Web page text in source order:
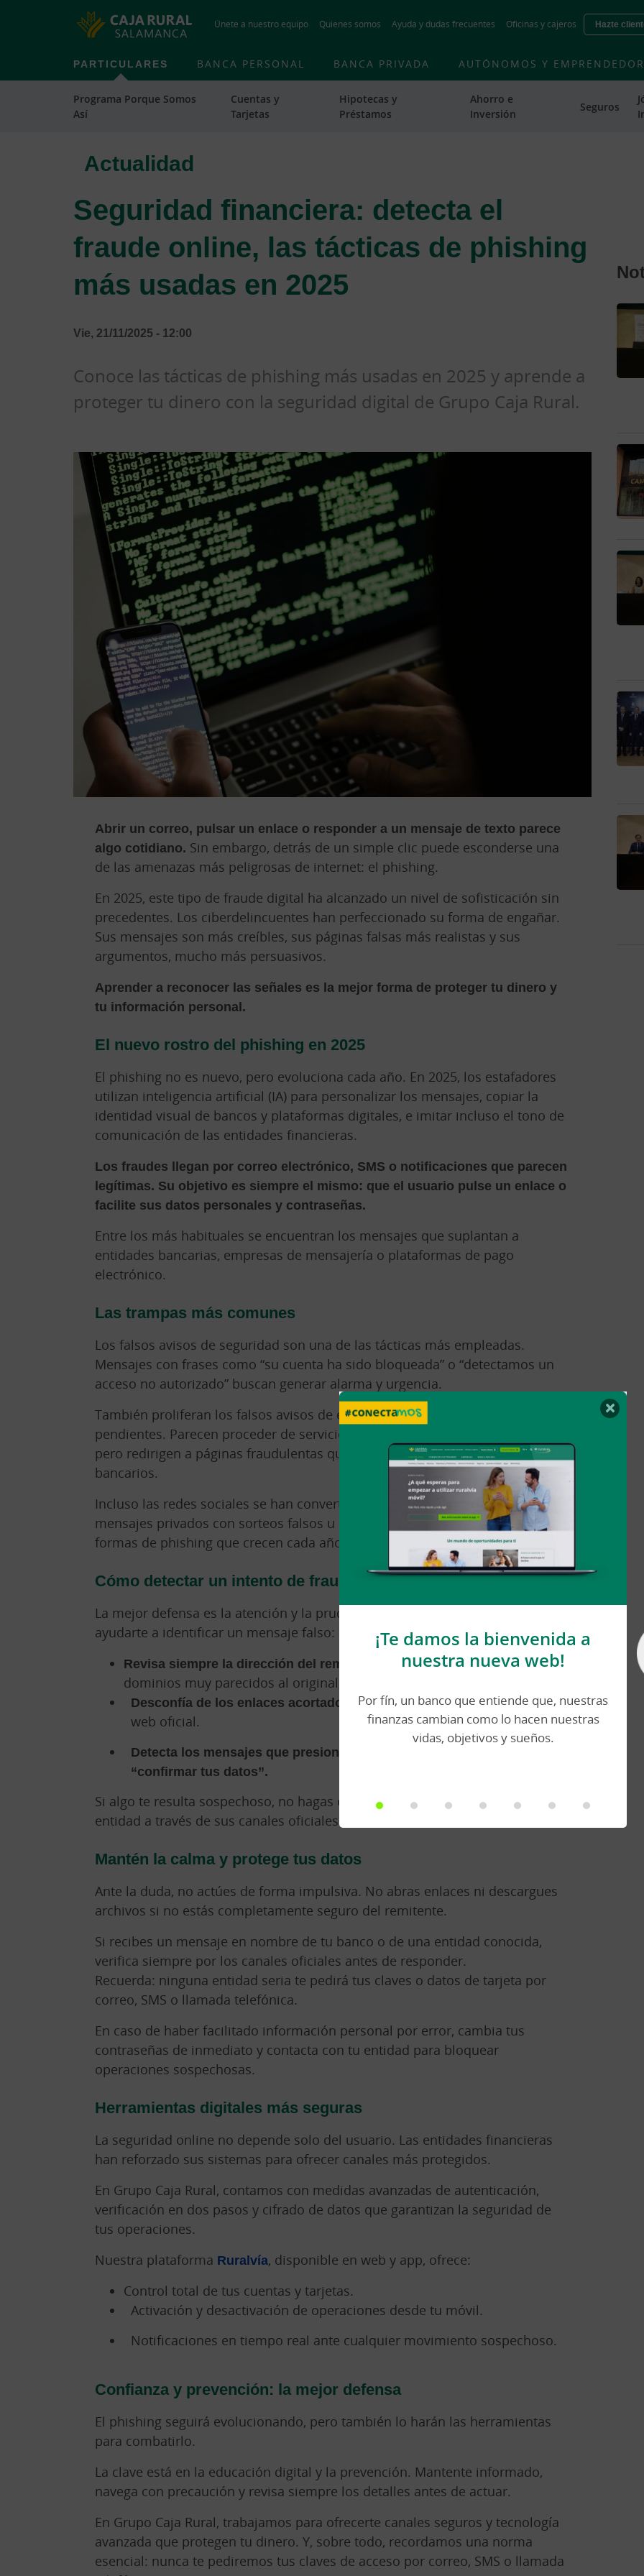
to
contentt
Únete a nuestro equipo Quienes somos Ayuda y dudas frecuentes Oficinas y cajeros Hazte
PARTICULARES
Programa Porque Somos
Así
Cuentas y
Tarjetas
Hipotecas y
Préstamos
Ahorro e
Inversión
Seguros
BANCA PERSONAL BANCA PRIVADA AUTÓNOMOS Y
Actualidad
Seguridad financiera: detecta el
fraude online, las tácticas de phishing
más usadas en 2025
Vie, 21/11/2025 - 12:00
Conoce las tácticas de phishing más usadas en 2025 y aprende a
proteger tu dinero con la seguridad digital de Grupo Caja Rural.
Abrir un correo, pulsar un enlace o responder a un mensaje de texto parece
algo cotidiano. Sin embargo, detrás de un simple clic puede esconderse una
de las amenazas más peligrosas de internet: el phishing.
En 2025, este tipo de fraude digital ha alcanzado un nivel de sofisticación sin
precedentes. Los ciberdelincuentes han perfeccionado su forma de engañar.
Sus mensajes son más creíbles, sus páginas falsas más realistas y sus
argumentos, mucho más persuasivos.
Aprender a reconocer las señales es la mejor forma de proteger tu dinero y
tu información personal.
El nuevo rostro del phishing en 2025
El phishing no es nuevo, pero evoluciona cada año. En 2025, los estafadores
utilizan inteligencia artificial (IA) para personalizar los mensajes, copiar la
identidad visual de bancos y plataformas digitales, e imitar incluso el tono de
comunicación de las entidades financieras.
Los fraudes llegan por correo electrónico, SMS o notificaciones que parecen
legítimas. Su objetivo es siempre el mismo: que el usuario pulse un enlace o
facilite sus datos personales y contraseñas.
Entre los más habituales se encuentran los mensajes que suplantan a
entidades bancarias, empresas de mensajería o plataformas de pago
electrónico.
Las trampas más comunes
Los falsos avisos de seguridad son una de las tácticas más empleadas.
Mensajes con frases como “su cuenta ha sido bloqueada” o “detectamos un
acceso no autorizado” buscan generar alarma y urgencia.
También proliferan los falsos avisos de entrega de paquetes o pagos
pendientes. Parecen proceder de servicios de mensajería o tiendas online,
pero redirigen a páginas fraudulentas que solicitan datos personales o
bancarios.
Incluso las redes sociales se han convertido en un canal para el fraude:
mensajes privados con sorteos falsos u ofertas irresistibles son nuevas
formas de phishing que crecen cada año.
Cómo detectar un intento de fraude
La mejor defensa es la atención y la prudencia. Algunas señales pueden
ayudarte a identificar un mensaje falso:
Revisa siempre la dirección del remitente
. Los estafadores usan
dominios muy parecidos al original, con pequeñas variaciones.
Desconfía de los enlaces acortados
o de los que no coinciden con la
web oficial.
Detecta los mensajes que presionan para actuar rápido o piden
“confirmar tus datos”.
Si algo te resulta sospechoso, no hagas clic y contacta directamente con la
entidad a través de sus canales oficiales.
Mantén la calma y protege tus datos
Ante la duda, no actúes de forma impulsiva. No abras enlaces ni descargues
archivos si no estás completamente seguro del remitente.
Si recibes un mensaje en nombre de tu banco o de una entidad conocida,
verifica siempre por los canales oficiales antes de responder.
Recuerda: ninguna entidad seria te pedirá tus claves o datos de tarjeta por
correo, SMS o llamada telefónica.
En caso de haber facilitado información personal por error, cambia tus
contraseñas de inmediato y contacta con tu entidad para bloquear
operaciones sospechosas.
Herramientas digitales más seguras
La seguridad online no depende solo del usuario. Las entidades financieras
han reforzado sus sistemas para ofrecer canales más protegidos.
En Grupo Caja Rural, contamos con medidas avanzadas de autenticación,
verificación en dos pasos y cifrado de datos que garantizan la seguridad de
tus operaciones.
Nuestra plataforma Ruralvía, disponible en web y app, ofrece:
Control total de tus cuentas y tarjetas.
Activación y desactivación de operaciones desde tu móvil.
Notificaciones en tiempo real ante cualquier movimiento sospechoso.
Confianza y prevención: la mejor defensa
El phishing seguirá evolucionando, pero también lo harán las herramientas
para combatirlo.
La clave está en la educación digital y la prevención. Mantente informado,
navega con precaución y revisa siempre los detalles antes de actuar.
En Grupo Caja Rural, trabajamos para ofrecerte canales seguros y tecnología
avanzada que protegen tu dinero. Y, sobre todo, recordamos una norma
esencial: nunca te pediremos tus claves de acceso por correo, SMS o llamada
×
¡Te damos la bienvenida a
nuestra nueva web!
Por fín, un banco que entiende que, nuestras
finanzas cambian como lo hacen nuestras
vidas, objetivos y sueños.